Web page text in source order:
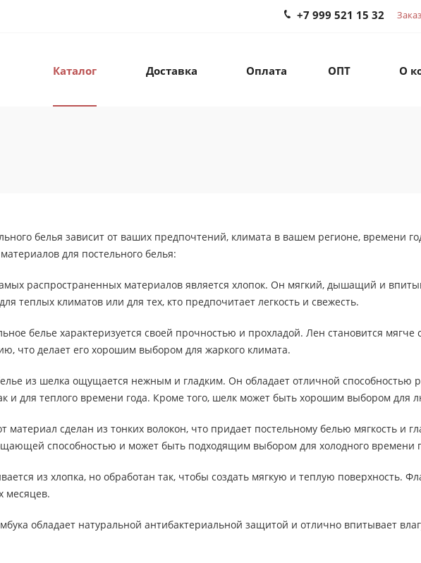
+7 999 521 15 32
Каталог Доставка Оплата ОПТ О
белья зависит от ваших предпочтений, климата в вашем регионе, времени
для постельного белья:
распространенных материалов является хлопок. Он мягкий, дышащий и
теплых климатов или для тех, кто предпочитает легкость и свежесть.
белье характеризуется своей прочностью и прохладой. Лен становится мягче
что делает его хорошим выбором для жаркого климата.
из шелка ощущается нежным и гладким. Он обладает отличной способностью
и для теплого времени года. Кроме того, шелк может быть хорошим выбором для
материал сделан из тонких волокон, что придает постельному белью мягкость и
способностью и может быть подходящим выбором для холодного времени
из хлопка, но обработан так, чтобы создать мягкую и теплую поверхность.
месяцев.
обладает натуральной антибактериальной защитой и отлично впитывает